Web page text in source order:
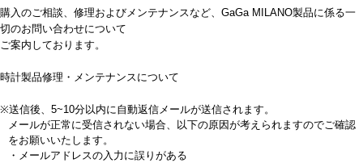
購入のご相談、修理およびメンテナンスなど、GaGa MILANO製品に係る一
切のお問い合わせについて
ご案内しております。
時計製品修理・メンテナンスについて
※送信後、5~10分以内に自動返信メールが送信されます。
メールが正常に受信されない場合、以下の原因が考えられますのでご確認
をお願いいたします。
・メールアドレスの入力に誤りがある